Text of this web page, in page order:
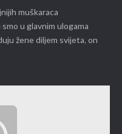
muškaraca
u glavnim ulogama
žene diljem svijeta, on